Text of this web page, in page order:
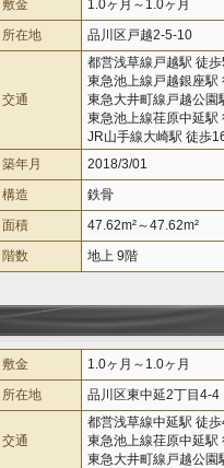
敷金 1.0ヶ月～1.0ヶ月
所在地
品川区戸越2-5-10
交通
都営浅草線戸越駅 徒
東急池上線戸越銀座駅
東急大井町線戸越公園
東急池上線荏原中延駅
JR山手線大崎駅 徒歩
築年月
2018/3/01
構造
鉄骨
面積
47.62m²～47.62m²
階数
地上 9階
敷金 1.0ヶ月～1.0ヶ月
所在地
品川区東中延2丁目4-4
交通
都営浅草線中延駅 徒
東急池上線荏原中延駅
東急大井町線戸越公園